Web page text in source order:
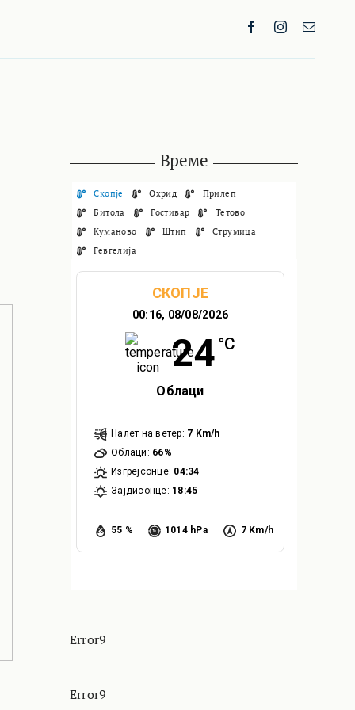
Време
Скопје Охрид
Прилеп
Битола
Гостивар
Тетово
Куманово
Штип
Струмица
Гевгелија
СКОПЈЕ
00:16, 08/08/2026
24 °C
Облаци
55 % 1014 hPa 7 Km/h
Налет на ветер: 7 Km/h
Облаци: 66%
Изгрејсонце: 04:34
Зајдисонце: 18:45
Error9
Error9